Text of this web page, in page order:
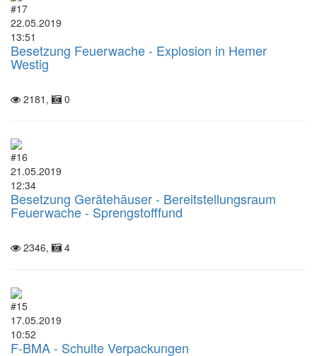
#17
22.05.2019
13:51
Besetzung Feuerwache - Explosion in Hemer
Westig
2181, 0
#16
21.05.2019
12:34
Besetzung Gerätehäuser - Bereitstellungsraum
Feuerwache - Sprengstofffund
2346, 4
#15
17.05.2019
10:52
F-BMA - Schulte Verpackungen